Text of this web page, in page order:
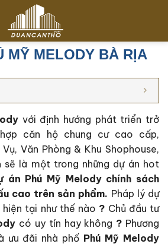
MỸ MELODY BÀ RỊA
với định hướng phát triển trở
căn hộ chung cư cao cấp,
Văn Phòng & Khu Shophouse,
sẽ là một trong những dự án hot
án Phú Mỹ Melody chính sách
cao trên sản phẩm. Pháp lý dự
hiện tại như thế nào ? Chủ đầu tư
có uy tín hay không ? Phương
ưu đãi nhà phố Phú Mỹ Melody